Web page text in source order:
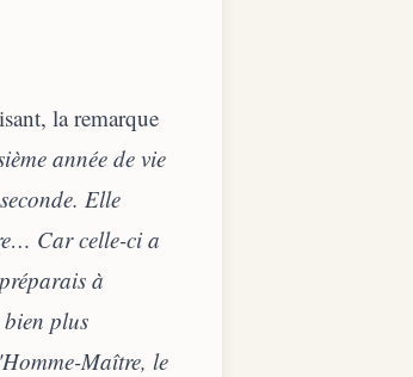
la remarque
année de vie
Elle
Car celle-ci a
à
plus
Maître, le